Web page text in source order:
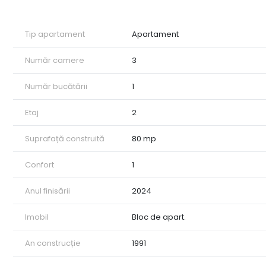
• Renovare completă (2024): Finisaje moderne,
• Confort termic: Centrală termică proprie (aflată încă
• Gata de mutare: Se vinde complet mobilat și utilat cu
• Parcare: Loc de parcare dedicat, achitat până în
Locație premium:
grădinițe, magazine, supermarketuri, farmacii, piață,
Un apartament ideal atât pentru locuit, cât și pentru
mai multe detalii sau pentru a programa o vizionare,
Tip apartament Apartament
Număr camere 3
Număr bucătării 1
Etaj 2
Suprafață construită 80 mp
Confort 1
Anul finisării 2024
Imobil Bloc de apart.
An construcție 1991